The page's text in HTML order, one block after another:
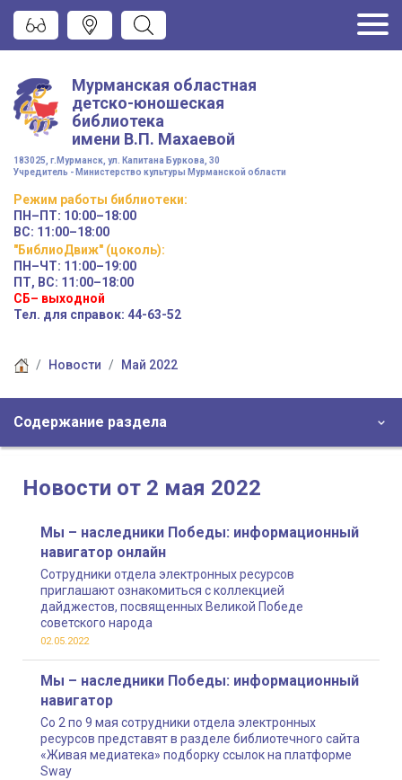
Мурманская областная
детско-юношеская
библиотека
имени В.П. Махаевой
183025, г.Мурманск, ул. Капитана Буркова, 30
Учредитель - Министерство культуры Мурманской области
Режим работы библиотеки:
ПН–ПТ: 10:00–18:00
ВС: 11:00–18:00
"БиблиоДвиж" (цоколь):
ПН–ЧТ: 11:00–19:00
ПТ, ВС: 11:00–18:00
СБ– выходной
Тел. для справок: 44-63-52
Новости Май 2022
Содержание раздела
Новости от 2 мая 2022
Мы – наследники Победы: информационный
навигатор онлайн
Сотрудники отдела электронных ресурсов
приглашают ознакомиться с коллекцией
дайджестов, посвященных Великой Победе
советского народа
02.05.2022
Мы – наследники Победы: информационный
навигатор
Со 2 по 9 мая сотрудники отдела электронных
ресурсов представят в разделе библиотечного сайта
«Живая медиатека» подборку ссылок на платформе
Sway